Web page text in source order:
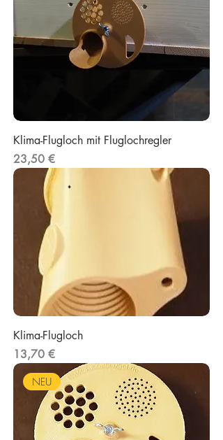
Klima-Flugloch mit Fluglochregler
Preis
23,50 €
Klima-Flugloch
Preis
13,70 €
NEU